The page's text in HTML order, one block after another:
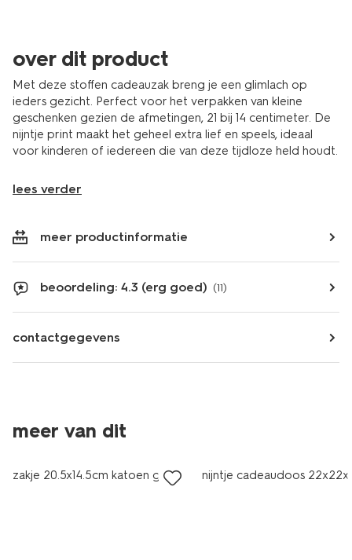
over dit product
Met deze stoffen cadeauzak breng je een glimlach op
ieders gezicht. Perfect voor het verpakken van kleine
geschenken gezien de afmetingen, 21 bij 14 centimeter. De
nijntje print maakt het geheel extra lief en speels, ideaal
voor kinderen of iedereen die van deze tijdloze held houdt.
lees verder
meer productinformatie
beoordeling: 4.3 (erg goed) (11)
contactgegevens
meer van dit
zakje 20.5x14.5cm katoen glitter nijntje cadeaudoos